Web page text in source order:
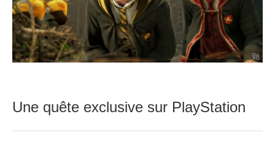
Une quête exclusive sur PlayStation